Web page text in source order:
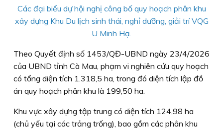
Các đại biểu dự hội nghị công bố quy hoạch phân khu
xây dựng Khu Du lịch sinh thái, nghỉ dưỡng, giải trí VQG
U Minh Hạ.
Theo Quyết định số 1453/QĐ-UBND ngày 23/4/2026
của UBND tỉnh Cà Mau, phạm vi nghiên cứu quy hoạch
có tổng diện tích 1.318,5 ha, trong đó diện tích lập đồ
án quy hoạch phân khu là 199,50 ha.
Khu vực xây dựng tập trung có diện tích 124,98 ha
(chủ yếu tại các trảng trống), bao gồm các phân khu